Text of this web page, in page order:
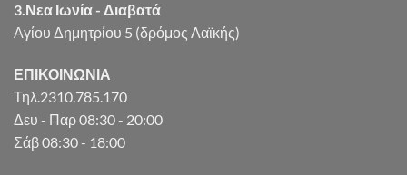
3.Νεα Ιωνία - Διαβατά
Αγίου Δημητρίου 5 (δρόμος Λαϊκής)
ΕΠΙΚΟΙΝΩΝΙΑ
Τηλ.2310.785.170
Δευ - Παρ 08:30 - 20:00
Σάβ 08:30 - 18:00